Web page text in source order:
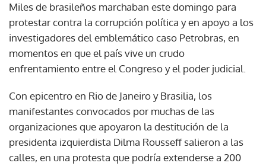
Miles de brasileños marchaban este domingo para
protestar contra la corrupción política y en apoyo a los
investigadores del emblemático caso Petrobras, en
momentos en que el país vive un crudo
enfrentamiento entre el Congreso y el poder judicial.
Con epicentro en Rio de Janeiro y Brasilia, los
manifestantes convocados por muchas de las
organizaciones que apoyaron la destitución de la
presidenta izquierdista Dilma Rousseff salieron a las
calles, en una protesta que podría extenderse a 200